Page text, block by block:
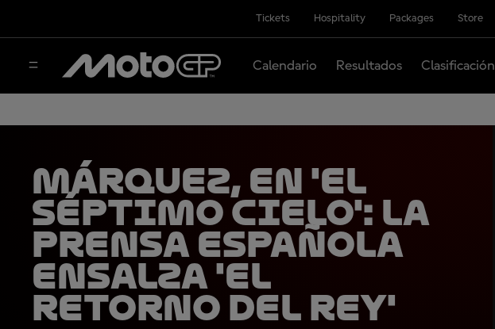
Tickets Hospitality Packages Store
Calendario Resultados Clasificación
Márquez, en 'el
séptimo cielo': La
prensa española
ensalza 'El
Retorno del Rey'